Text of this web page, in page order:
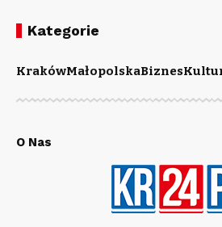
Kategorie
KrakówMałopolskaBiznes
O Nas